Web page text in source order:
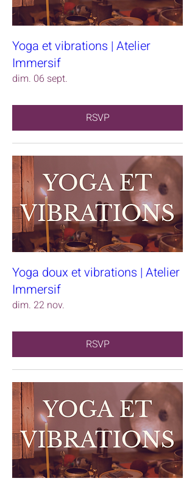
Yoga et vibrations | Atelier
Immersif
dim. 06 sept.
RSVP
Yoga doux et vibrations | Atelier
Immersif
dim. 22 nov.
RSVP